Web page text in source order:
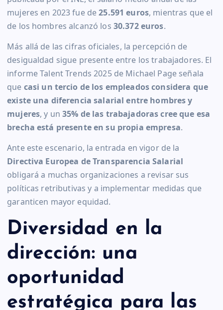
mujeres en 2023 fue de25.591 euros, mientras que el
de los hombres alcanzó los 30.372 euros.
Más allá de las cifras oficiales, la percepción de
desigualdad sigue presente entre los trabajadores. El
informe Talent Trends 2025 de Michael Page señala
que casi un tercio de los empleados considera que
existe una diferencia salarial entre hombres y
mujeres, y un35% de las trabajadoras cree que esa
brecha está presente en su propia empresa.
Ante este escenario, la entrada en vigor de la
Directiva Europea de Transparencia Salarial
obligará a muchas organizaciones a revisar sus
políticas retributivas y a implementar medidas que
garanticen mayor equidad.
Diversidad en la
dirección: una
oportunidad
estratégica para las